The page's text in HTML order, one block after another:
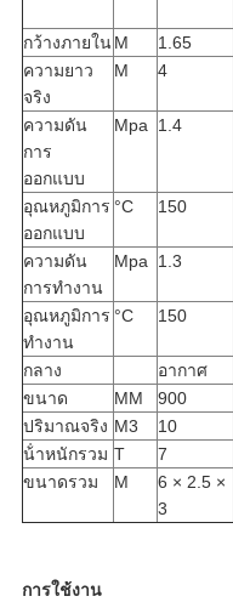
กว้างภายในM 1.65
ความยาว
จริง
M 4
ความดัน
การ
ออกแบบ
Mpa 1.4
อุณหภูมิการ
ออกแบบ
°C 150
ความดัน
การทํางาน
Mpa 1.3
อุณหภูมิการ
ทํางาน
°C 150
กลาง อากาศ
ขนาด
MM 900
ปริมาณจริง M3 10
น้ําหนักรวม T 7
ขนาดรวม
M
6 × 2.5 ×
3
การใช้งาน